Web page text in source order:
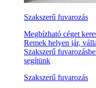
Szakszerű fuvarozás
Megbízható céget
Remek helyen jár,
Szakszerű
segítünk
Szakszerű fuvarozás